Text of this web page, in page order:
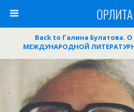
ОРЛИТА
Back to Галина Булатова.
МЕЖДУНАРОДНОЙ